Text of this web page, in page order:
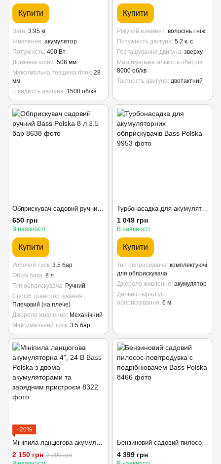
Купити
Вага 3.95 кг
Живлення акумулятор
Потужність 400 Вт
Довжина шини 508 мм
Максимальна товщина гілок 28
мм
Швидкість двигуна 1500 об/хв
Купити
Ріжучий елемент волосінь і ніж
Потужність двигуна 5.2 к. с.
Розташування двигуна зверху
Максимальна кількість обертів
8000 об/хв
Тактность двигуна двотактний
650 грн
В наявності
Купити
Робочий тиск 3.5 бар
Об'єм бака 8 л
Тип обприскувача Ручний
Спосіб транспортування
Плечовий (на плече)
Джерело живлення
Механічний
Максимальний тиск 3.5 бар
1 049 грн
В наявності
Купити
Тип обприскувача комплектуючі
для обприскувача
Джерело живлення акумулятор
Дальність/радіус
обприскування 6 м
−20%
Мініпила ланцюгова акумуляторна 4", 24 В Bass Polska з двома акумуляторами та зарядним пристроєм
2 150 грн 2 700 грн
Бензиновий садовий пилосос-повітродувка с подрібнювачем Bass Polska
4 399 грн